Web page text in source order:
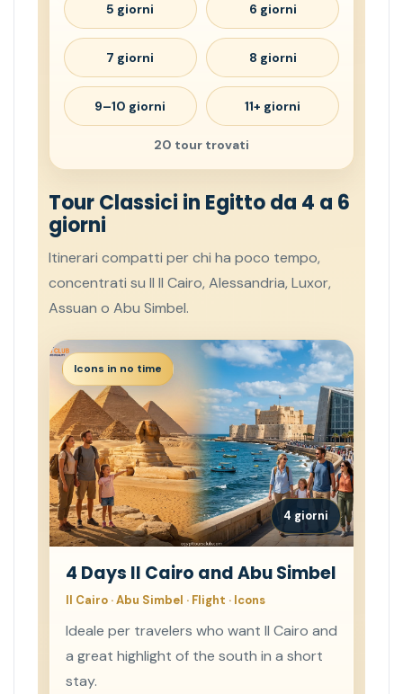
5 giorni 6 giorni
7 giorni 8 giorni
9–10 giorni 11+ giorni
20 tour trovati
Tour Classici in Egitto da 4 a 6
giorni
Itinerari compatti per chi ha poco tempo,
concentrati su Il Il Cairo, Alessandria, Luxor,
Assuan o Abu Simbel.
Icons in no time
4 giorni
4 Days Il Cairo and Abu Simbel
Il Cairo · Abu Simbel · Flight · Icons
Ideale per travelers who want Il Cairo and
a great highlight of the south in a short
stay.